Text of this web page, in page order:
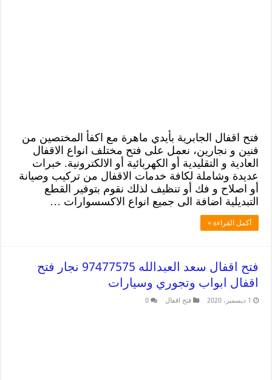
فتح اقفال الجابرية بأيدي ماهرة مع اكفأ المختصين من
فنين و نجارين، نعمل على فتح مختلف انواع الاقفال
العادية و التقليدية أو الكهربائية أو الالكترونية. خبرات
عديدة وشاملة لكافة خدمات الاقفال من تركيب وصيانة
أو اصلاح و فك أو تنظيف لذلك نقوم بتوفير القطع
التبديلية اضافة الى جميع انواع الاكسسوارات …
أكمل القراءة »
فتح اقفال سعد العبدالله 97477575 نجار فتح
اقفال ابواب وتجوري وسيارات
1 ديسمبر، 2020 فتح اقفال 0